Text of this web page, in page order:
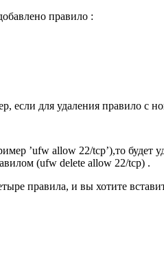
правило :
для удаления правило с
’ufw allow 22/tcp’),то будет
(ufw delete allow 22/tcp) .
правила, и вы хотите